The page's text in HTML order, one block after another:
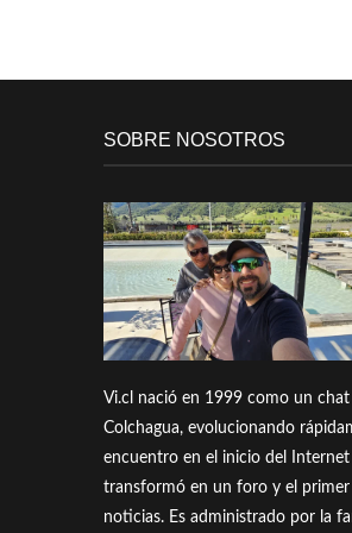
SOBRE NOSOTROS
Vi.cl nació en 1999 como un
Colchagua, evolucionando
encuentro en el inicio del Internet
transformó en un foro y el
noticias. Es administrado por la